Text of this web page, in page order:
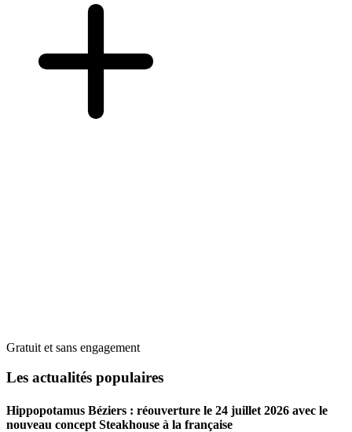
Gratuit et sans engagement
Les actualités populaires
Hippopotamus Béziers : réouverture le 24 juillet 2026 avec le
nouveau concept Steakhouse à la française